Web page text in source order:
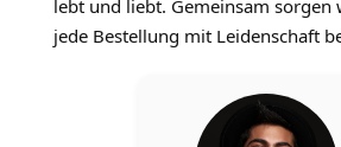
lebt und liebt. Gemeinsam sorgen
jede Bestellung mit Leidenschaft